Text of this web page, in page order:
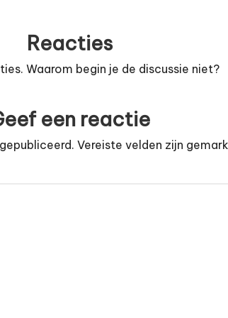
Reacties
Waarom begin je de discussie niet?
een reactie
Vereiste velden zijn